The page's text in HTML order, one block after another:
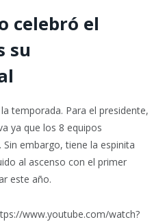
celebró el
su
temporada. Para el presidente,
ya que los 8 equipos
embargo, tiene la espinita
al ascenso con el primer
este año.
www.youtube.com/watch?